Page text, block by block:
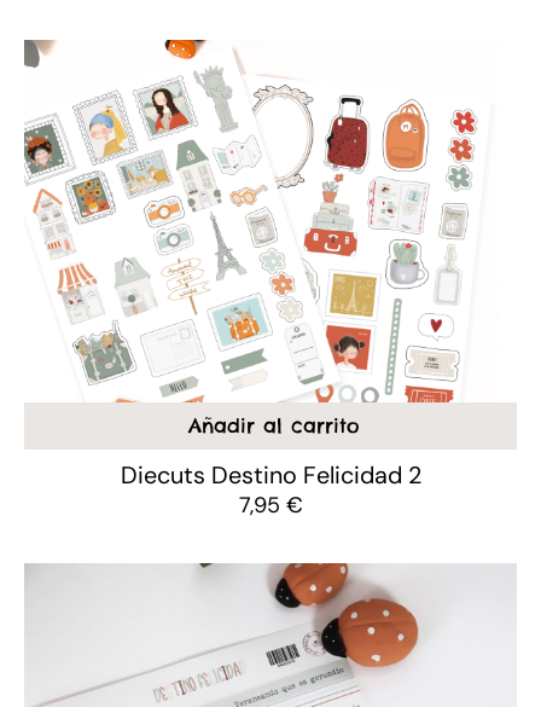
Añadir al carrito
Diecuts Destino Felicidad 2
7,95 €